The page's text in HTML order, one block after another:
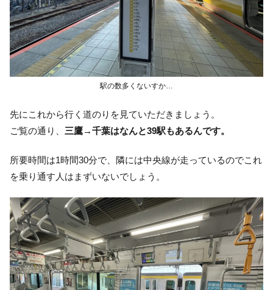
駅の数多くないすか…
先にこれから行く道のりを見ていただきましょう。
ご覧の通り、 三鷹→千葉はなんと39駅もあるんです。
所要時間は1時間30分で、隣には中央線が走っているのでこれ
を乗り通す人はまずいないでしょう。